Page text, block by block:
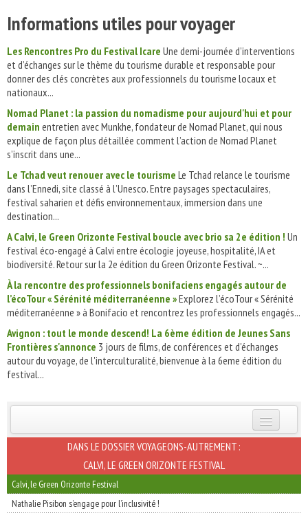
Informations utiles pour voyager
Les Rencontres Pro du Festival Icare Une demi-journée d’interventions
et d’échanges sur le thème du tourisme durable et responsable pour
donner des clés concrètes aux professionnels du tourisme locaux et
nationaux...
Nomad Planet : la passion du nomadisme pour aujourd'hui et pour
demain entretien avec Munkhe, fondateur de Nomad Planet, qui nous
explique de façon plus détaillée comment l’action de Nomad Planet
s’inscrit dans une...
Le Tchad veut renouer avec le tourisme Le Tchad relance le tourisme
dans l’Ennedi, site classé à l’Unesco. Entre paysages spectaculaires,
festival saharien et défis environnementaux, immersion dans une
destination...
A Calvi, le Green Orizonte Festival boucle avec brio sa 2e édition ! Un
festival éco-engagé à Calvi entre écologie joyeuse, hospitalité, IA et
biodiversité. Retour sur la 2e édition du Green Orizonte Festival. ~...
À la rencontre des professionnels bonifaciens engagés autour de
l’écoTour « Sérénité méditerranéenne »Explorez l’écoTour « Sérénité
méditerranéenne » à Bonifacio et rencontrez les professionnels engagés...
Avignon : tout le monde descend! La 6ème édition de Jeunes Sans
Frontières s'annonce 3 jours de films, de conférences et d'échanges
autour du voyage, de l'interculturalité, bienvenue à la 6eme édition du
festival...
INSCRIVEZ-VOUS | ABONNEZ-VOUS
DANS LE DOSSIER VOYAGEONS-AUTREMENT :
CALVI, LE GREEN ORIZONTE FESTIVAL
Calvi, le Green Orizonte Festival
Nathalie Pisibon s’engage pour l’inclusivité !